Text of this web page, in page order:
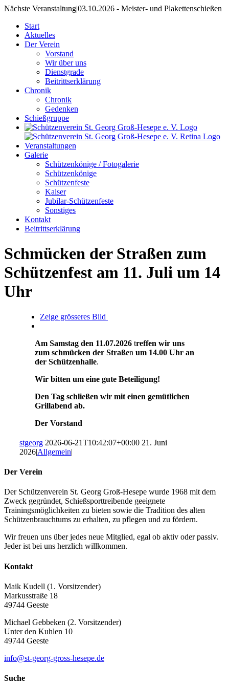
Nächste Veranstaltung|03.10.2026 - Meister- und Plakettenschießen
Start
Aktuelles
Der Verein
Vorstand
Wir über uns
Dienstgrade
Beitrittserklärung
Chronik
Chronik
Gedenken
Schießgruppe
Veranstaltungen
Galerie
Schützenkönige / Fotogalerie
Schützenkönige
Schützenfeste
Kaiser
Jubilar-Schützenfeste
Sonstiges
Kontakt
Beitrittserklärung
Schmücken der Straßen zum
Schützenfest am 11. Juli um 14
Uhr
Zeige grösseres Bild
Am Samstag den 11.07.2026 treffen wir uns
zum schmücken der Straßen um 14.00 Uhr an
der Schützenhalle.
Wir bitten um eine gute Beteiligung!
Den Tag schließen wir mit einen gemütlichen
Grillabend ab.
Der Vorstand
stgeorg 2026-06-21T10:42:07+00:00 21. Juni
2026|Allgemein|
Der Verein
Der Schützenverein St. Georg Groß-Hesepe wurde 1968 mit dem
Zweck gegründet, Schießsporttreibende geeignete
Trainingsmöglichkeiten zu bieten sowie die Tradition des alten
Schützenbrauchtums zu erhalten, zu pflegen und zu fördern.
Wir freuen uns über jedes neue Mitglied, egal ob aktiv oder passiv.
Jeder ist bei uns herzlich willkommen.
Kontakt
Maik Kudell (1. Vorsitzender)
Markusstraße 18
49744 Geeste
Michael Gebbeken (2. Vorsitzender)
Unter den Kuhlen 10
49744 Geeste
info@st-georg-gross-hesepe.de
Suche